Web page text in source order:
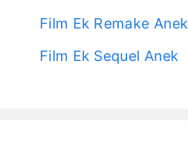
Film Ek Remake Anek
Film Ek Sequel Anek